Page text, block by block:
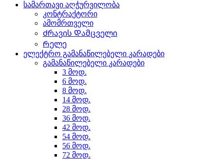
სამართავი აღჭურვილობა
კონტრაქტორი
ამომრთველი
Ძრავის Დამცველი
Რელე
ელექტრო გამანაწილებელი კარადები
გამანაწილებელი კარადები
3 მოდ.
6 მოდ.
8 მოდ.
14 მოდ.
28 მოდ.
36 მოდ.
42 მოდ.
54 მოდ.
56 მოდ.
72 მოდ.